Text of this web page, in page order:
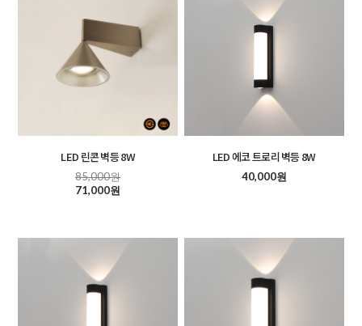
LED 린콘 벽등 8W
85,000원
71,000원
LED 에코 트로리 벽등 8W
40,000원